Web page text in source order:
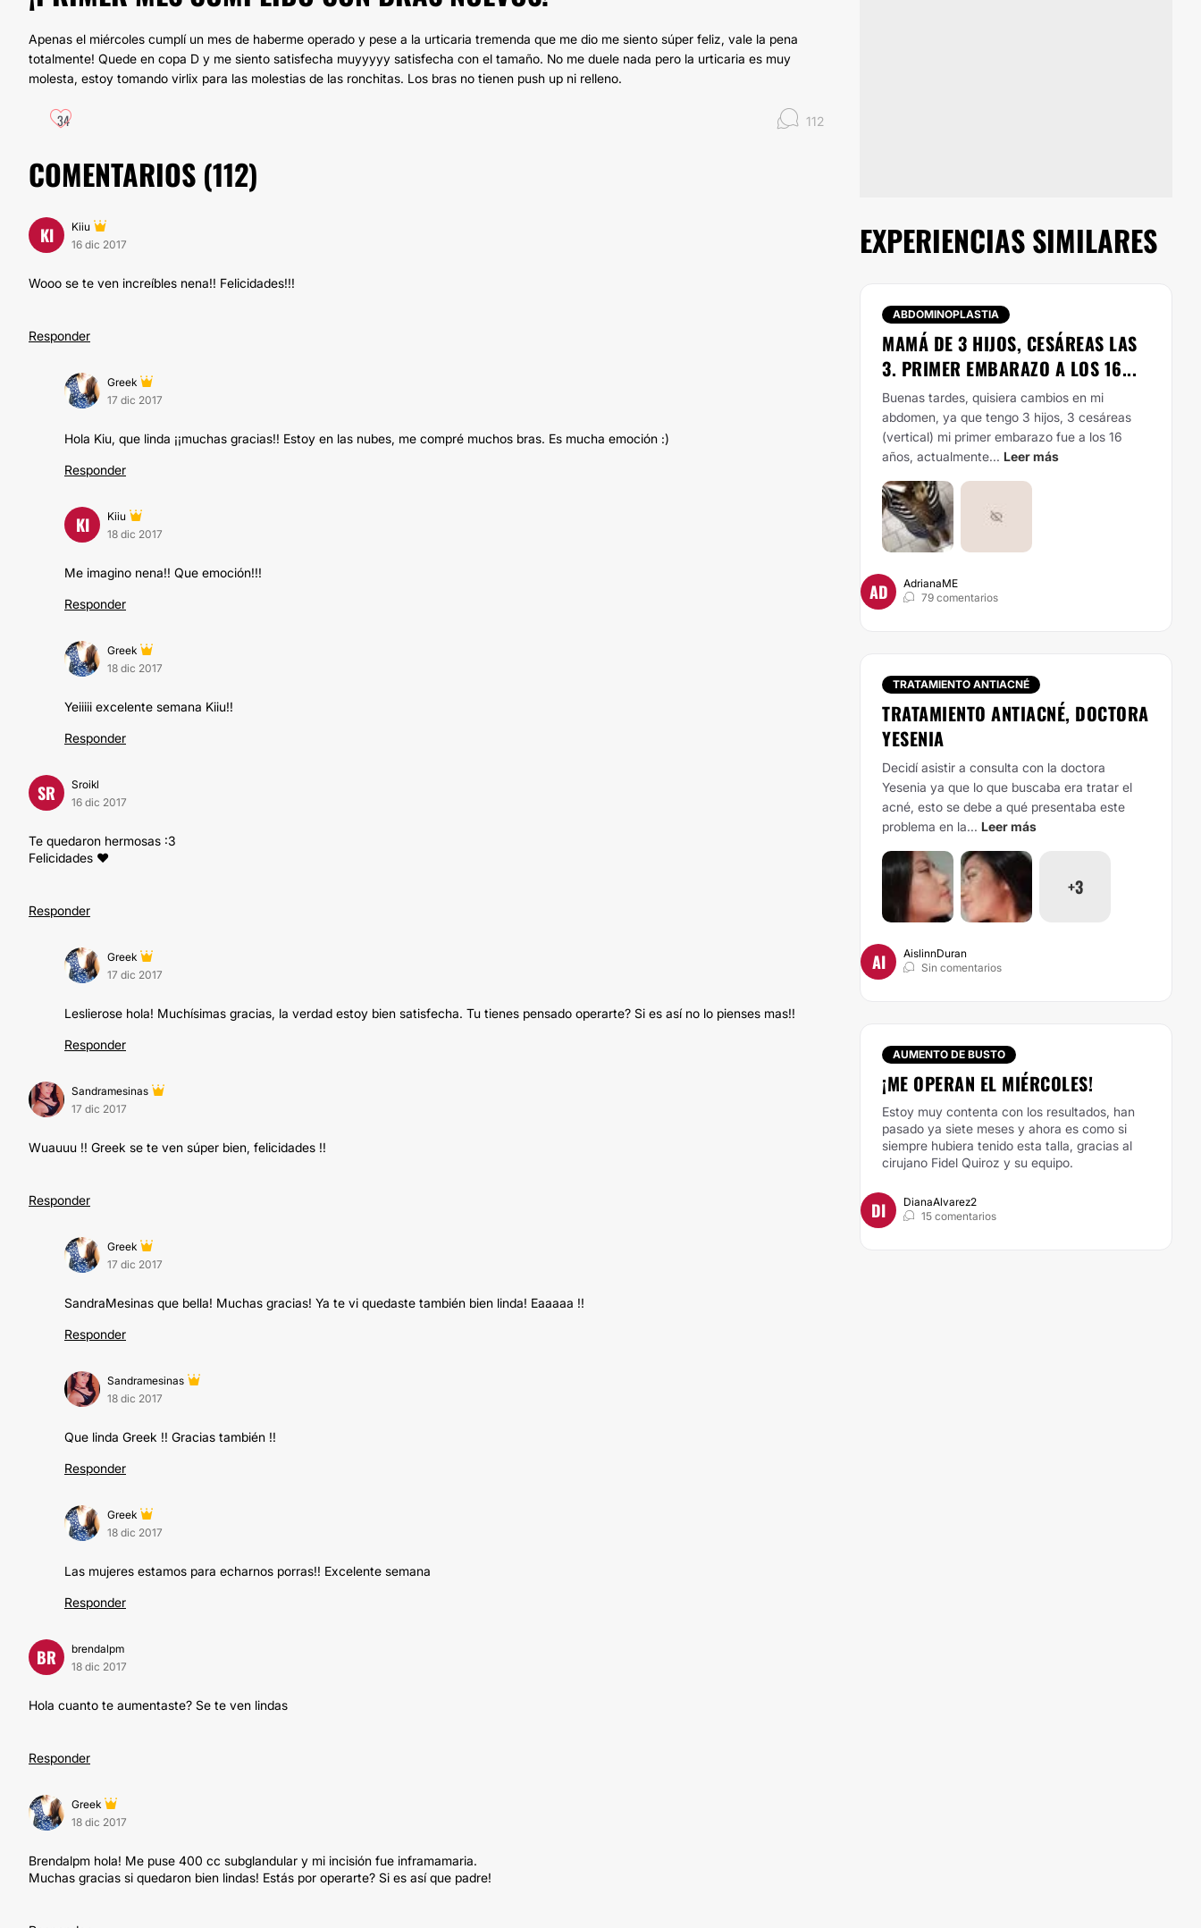
Apenas el miércoles cumplí un mes de haberme operado y pese a la urticaria tremenda que me dio me siento súper feliz, vale la pena
totalmente! Quede en copa D y me siento satisfecha muyyyyy satisfecha con el tamaño. No me duele nada pero la urticaria es muy
molesta, estoy tomando virlix para las molestias de las ronchitas. Los bras no tienen push up ni relleno.
34 112
COMENTARIOS (112)
KI
Kiiu
16 dic 2017
Wooo se te ven increíbles nena!! Felicidades!!!
Responder
Greek
17 dic 2017
Hola Kiu, que linda ¡¡muchas gracias!! Estoy en las nubes, me compré muchos bras. Es mucha emoción :)
Responder
KI
Kiiu
18 dic 2017
Me imagino nena!! Que emoción!!!
Responder
Greek
18 dic 2017
Yeiiiii excelente semana Kiiu!!
Responder
SR
Sroikl
16 dic 2017
Te quedaron hermosas :3
Felicidades ❤️
Responder
Greek
17 dic 2017
Leslierose hola! Muchísimas gracias, la verdad estoy bien satisfecha. Tu tienes pensado operarte? Si es así no lo pienses mas!!
Responder
Sandramesinas
17 dic 2017
Wuauuu !! Greek se te ven súper bien, felicidades !!
Responder
Greek
17 dic 2017
SandraMesinas que bella! Muchas gracias! Ya te vi quedaste también bien linda! Eaaaaa !!
Responder
Sandramesinas
18 dic 2017
Que linda Greek !! Gracias también !!
Responder
Greek
18 dic 2017
Las mujeres estamos para echarnos porras!! Excelente semana
Responder
BR
brendalpm
18 dic 2017
Hola cuanto te aumentaste? Se te ven lindas
Responder
Greek
18 dic 2017
Brendalpm hola! Me puse 400 cc subglandular y mi incisión fue inframamaria.
Muchas gracias si quedaron bien lindas! Estás por operarte? Si es así que padre!
EXPERIENCIAS SIMILARES
ABDOMINOPLASTIA
MAMÁ DE 3 HIJOS, CESÁREAS LAS
3. PRIMER EMBARAZO A LOS 16...
Buenas tardes, quisiera cambios en mi
abdomen, ya que tengo 3 hijos, 3 cesáreas
(vertical) mi primer embarazo fue a los 16
años, actualmente... Leer más
AD
AdrianaME
79 comentarios
TRATAMIENTO ANTIACNÉ
TRATAMIENTO ANTIACNÉ, DOCTORA
YESENIA
Decidí asistir a consulta con la doctora
Yesenia ya que lo que buscaba era tratar el
acné, esto se debe a qué presentaba este
problema en la... Leer más
+3
AI
AislinnDuran
Sin comentarios
AUMENTO DE BUSTO
¡ME OPERAN EL MIÉRCOLES!
Estoy muy contenta con los resultados, han
pasado ya siete meses y ahora es como si
siempre hubiera tenido esta talla, gracias al
cirujano Fidel Quiroz y su equipo.
DI
DianaAlvarez2
15 comentarios